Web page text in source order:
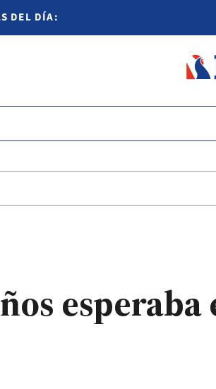
DEL DÍA: